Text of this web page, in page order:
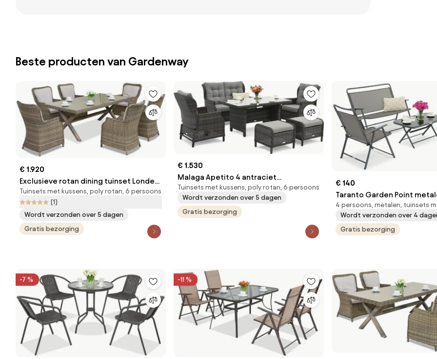
Beste producten van Gardenway
€ 1.920
Exclusieve rotan dining tuinset Londen
Garden Point cappuccino
Tuinsets met kussens, poly rotan, 6 persoons
(1)
Wordt verzonden over 5 dagen
Gratis bezorging
€ 1.530
Malaga Apetito 4 antraciet
technorattan set met Garden Point
poefs
Tuinsets met kussens, poly rotan, 6 persoons
Wordt verzonden over 5 dagen
Gratis bezorging
€ 140
Taranto Garden Point
tuinmeubelen grijs
4 persoons, metalen, tuinsets
Wordt verzonden over 4
Gratis bezorging
-7 % -11 %